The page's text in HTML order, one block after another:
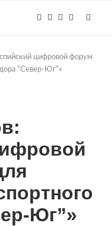
цифровой форум
“Север-Юг”»
Юг”»